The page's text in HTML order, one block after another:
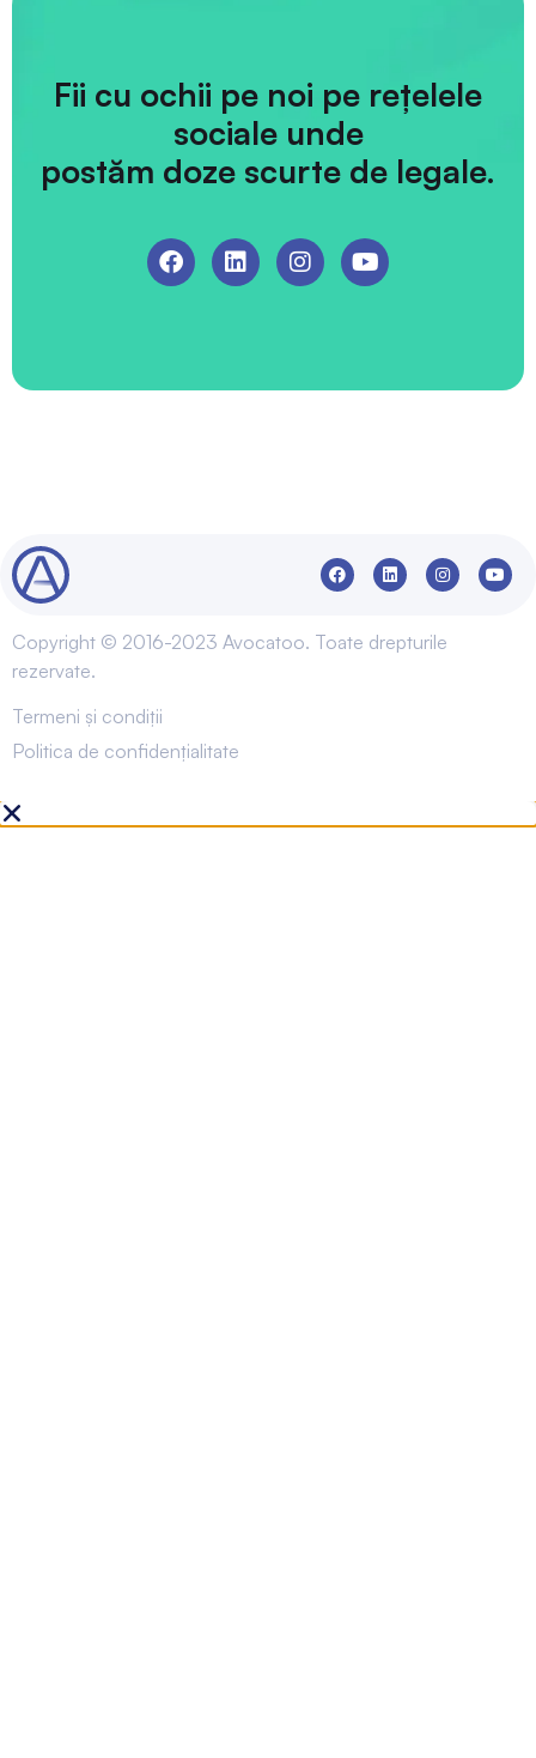
Fii cu ochii pe noi pe rețelele
sociale unde
postăm doze scurte de legale.
Copyright © 2016-2023 Avocatoo. Toate drepturile
rezervate.
Termeni și condiții
Politica de confidențialitate